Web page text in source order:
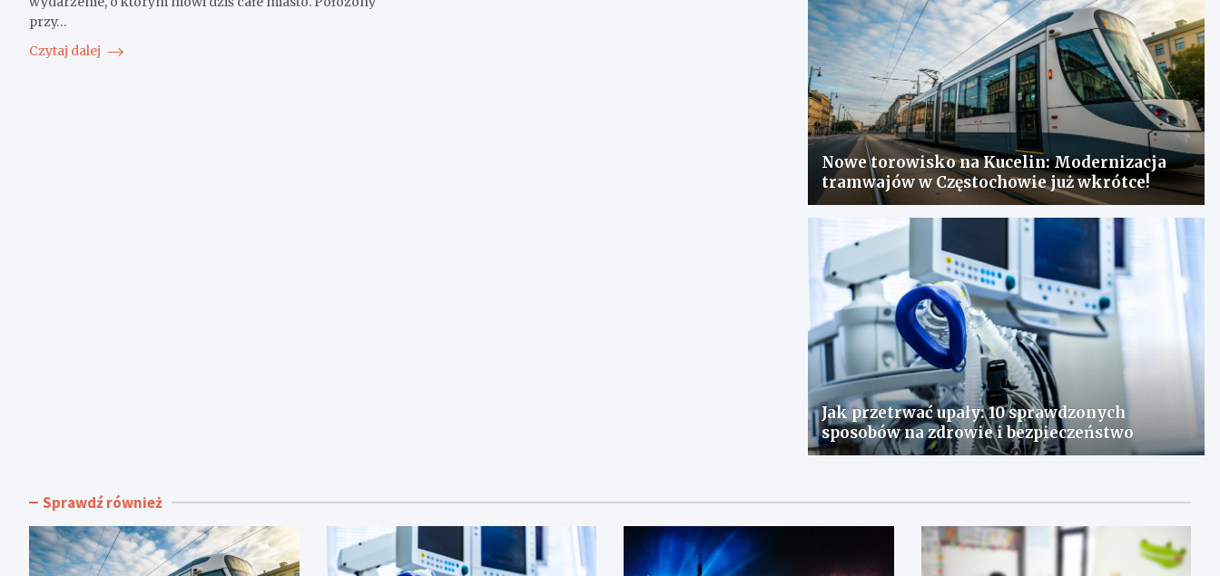
przy…
Czytaj dalej
Nowe torowisko na Kucelin: Modernizacja
tramwajów w Częstochowie już wkrótce!
Jak przetrwać upały: 10 sprawdzonych
sposobów na zdrowie i bezpieczeństwo
Sprawdź również